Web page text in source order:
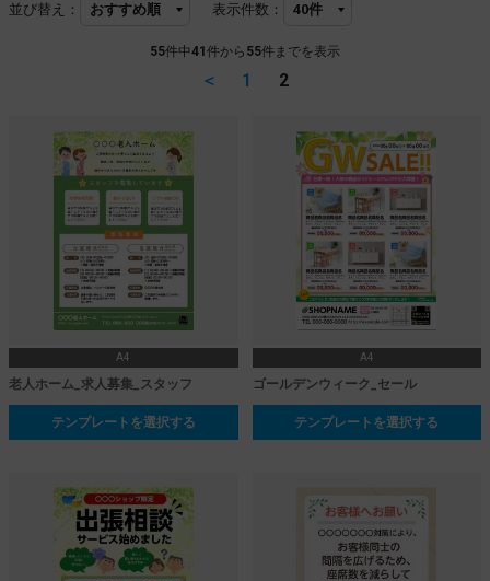
並び替え： 表示件数：
55件中41 件から 55件までを表示
＜ 1 2
A4
老人ホーム_求人募集_スタッフ
テンプレートを選択する
A4
ゴールデンウィーク_セール
テンプレートを選択する